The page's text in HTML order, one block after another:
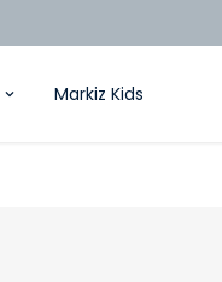
Markiz Kids